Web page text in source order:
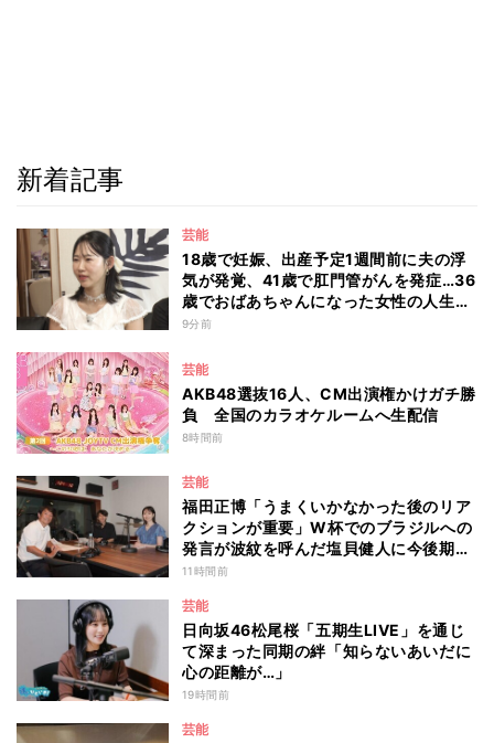
新着記事
芸能
18歳で妊娠、出産予定1週間前に夫の浮
気が発覚、41歳で肛門管がんを発症…36
歳でおばあちゃんになった女性の人生に
島田珠代も思わず涙 『愛のハイエナ
9分前
芸能
AKB48選抜16人、CM出演権かけガチ勝
負 全国のカラオケルームへ生配信
8時間前
芸能
福田正博「うまくいかなかった後のリア
クションが重要」W杯でのブラジルへの
発言が波紋を呼んだ塩貝健人に今後期待
することは？
11時間前
芸能
日向坂46松尾桜「五期生LIVE」を通じ
て深まった同期の絆「知らないあいだに
心の距離が…」
19時間前
芸能